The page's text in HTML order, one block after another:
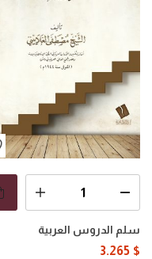
سلم الدروس العربية
3.265 $